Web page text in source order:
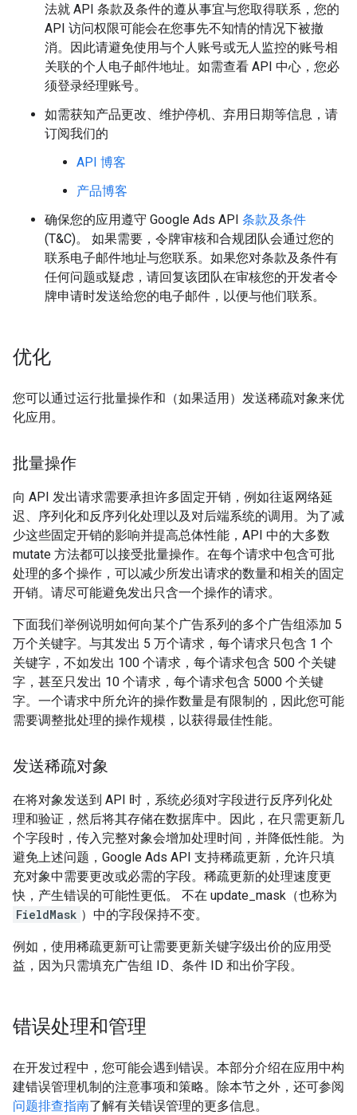
法就 API 条款及条件的遵从事宜与您取得联系，您的
API 访问权限可能会在您事先不知情的情况下被撤
消。因此请避免使用与个人账号或无人监控的账号相
关联的个人电子邮件地址。如需查看 API 中心，您必
须登录经理账号。
如需获知产品更改、维护停机、弃用日期等信息，请
订阅我们的
API 博客
产品博客
确保您的应用遵守 Google Ads API 条款及条件
(T&C)。 如果需要，令牌审核和合规团队会通过您的
联系电子邮件地址与您联系。如果您对条款及条件有
任何问题或疑虑，请回复该团队在审核您的开发者令
牌申请时发送给您的电子邮件，以便与他们联系。
优化
您可以通过运行批量操作和（如果适用）发送稀疏对象来优
化应用。
批量操作
向 API 发出请求需要承担许多固定开销，例如往返网络延
迟、序列化和反序列化处理以及对后端系统的调用。为了减
少这些固定开销的影响并提高总体性能，API 中的大多数
mutate 方法都可以接受批量操作。在每个请求中包含可批
处理的多个操作，可以减少所发出请求的数量和相关的固定
开销。请尽可能避免发出只含一个操作的请求。
下面我们举例说明如何向某个广告系列的多个广告组添加 5
万个关键字。与其发出 5 万个请求，每个请求只包含 1 个
关键字，不如发出 100 个请求，每个请求包含 500 个关键
字，甚至只发出 10 个请求，每个请求包含 5000 个关键
字。一个请求中所允许的操作数量是有限制的，因此您可能
需要调整批处理的操作规模，以获得最佳性能。
发送稀疏对象
在将对象发送到 API 时，系统必须对字段进行反序列化处
理和验证，然后将其存储在数据库中。因此，在只需更新几
个字段时，传入完整对象会增加处理时间，并降低性能。为
避免上述问题，Google Ads API 支持稀疏更新，允许只填
充对象中需要更改或必需的字段。稀疏更新的处理速度更
快，产生错误的可能性更低。 不在 update_mask（也称为
FieldMask ）中的字段保持不变。
例如，使用稀疏更新可让需要更新关键字级出价的应用受
益，因为只需填充广告组 ID、条件 ID 和出价字段。
错误处理和管理
在开发过程中，您可能会遇到错误。本部分介绍在应用中构
建错误管理机制的注意事项和策略。除本节之外，还可参阅
问题排查指南了解有关错误管理的更多信息。